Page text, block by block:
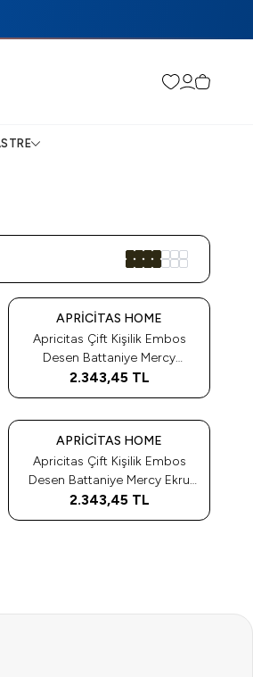
Favorilerim
Hesabım
Sepetim
APRICITAS HOME
Apricitas Çift Kişilik Embos
Desen Battaniye Mercy
Mürdüm
2.343,45TL
APRICITAS HOME
Apricitas Çift Kişilik Embos
Desen Battaniye Mercy Ekru
968328
2.343,45TL